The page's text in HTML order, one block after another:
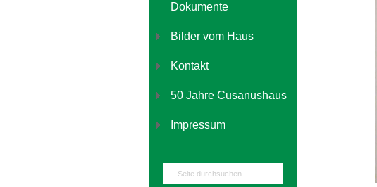
Dokumente
Bilder vom Haus
Kontakt
50 Jahre Cusanushaus
Impressum